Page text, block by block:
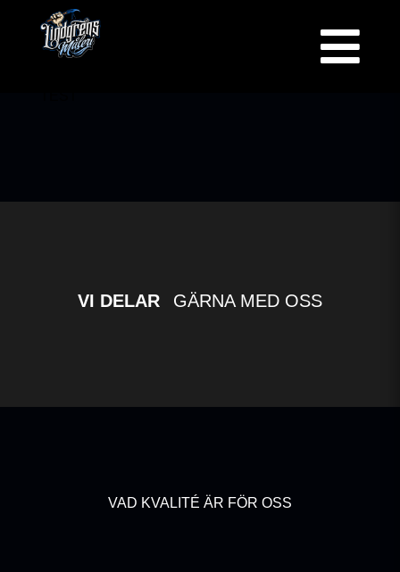

VI DELAR GÄRNA MED OSS
VAD KVALITÉ ÄR FÖR OSS